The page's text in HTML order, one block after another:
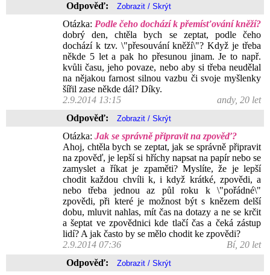
Odpověď:
Otázka: Podle čeho dochází k přemísťování kněží?
dobrý den, chtěla bych se zeptat, podle čeho
dochází k tzv. \"přesouvání kněží\"? Když je třeba
někde 5 let a pak ho přesunou jinam. Je to např.
kvůli času, jeho povaze, nebo aby si třeba neudělal
na nějakou farnost silnou vazbu či svoje myšlenky
šířil zase někde dál? Díky.
2.9.2014 13:15
andy, 20 let
Odpověď:
Otázka: Jak se správně připravit na zpověď?
Ahoj, chtěla bych se zeptat, jak se správně připravit
na zpověď, je lepší si hříchy napsat na papír nebo se
zamyslet a říkat je zpaměti? Myslíte, že je lepší
chodit každou chvíli k, i když krátké, zpovědi, a
nebo třeba jednou az půl roku k \"pořádné\"
zpovědi, při které je možnost být s knězem delší
dobu, mluvit nahlas, mít čas na dotazy a ne se krčit
a šeptat ve zpovědnici kde tlačí čas a čeká zástup
lidí? A jak často by se mělo chodit ke zpovědi?
2.9.2014 07:36
Bí, 20 let
Odpověď: